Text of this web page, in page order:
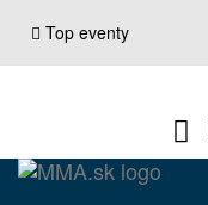
Top eventy